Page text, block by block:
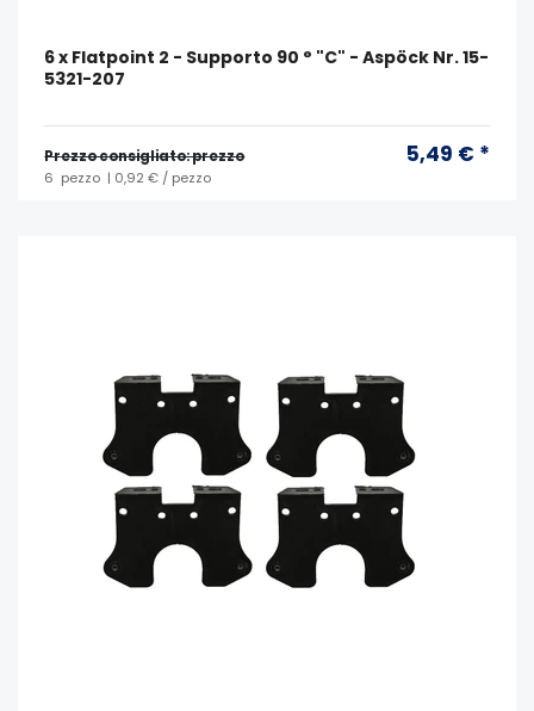
6 x Flatpoint 2 - Supporto 90 ° "C" - Aspöck Nr. 15-
5321-207
Prezzo consigliato: prezzo 5,49 € *
6 pezzo | 0,92 € / pezzo